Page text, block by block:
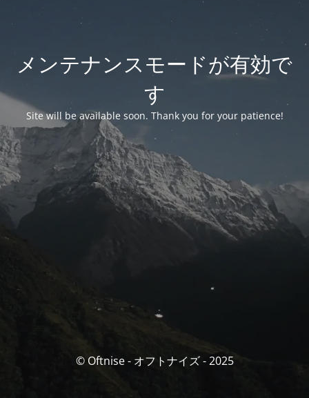
メンテナンスモードが有効で
す
Site will be available soon. Thank you for your patience!
© Oftnise - オフトナイズ - 2025